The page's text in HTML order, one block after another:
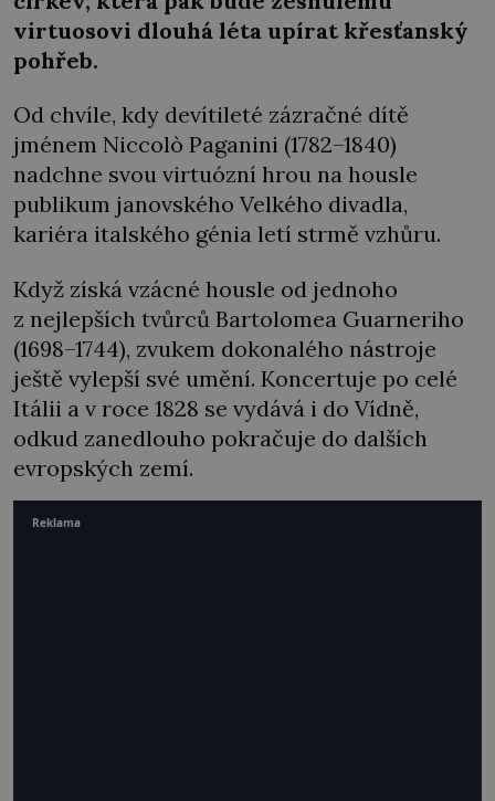
virtuosovi dlouhá léta upírat křesťanský
pohřeb.
Od chvíle, kdy devítileté zázračné dítě
jménem Niccolò Paganini (1782–1840)
nadchne svou virtuózní hrou na housle
publikum janovského Velkého divadla,
kariéra italského génia letí strmě vzhůru.
Když získá vzácné housle od jednoho
z nejlepších tvůrců Bartolomea Guarneriho
(1698–1744), zvukem dokonalého nástroje
ještě vylepší své umění. Koncertuje po celé
Itálii a v roce 1828 se vydává i do Vídně,
odkud zanedlouho pokračuje do dalších
evropských zemí.
Reklama